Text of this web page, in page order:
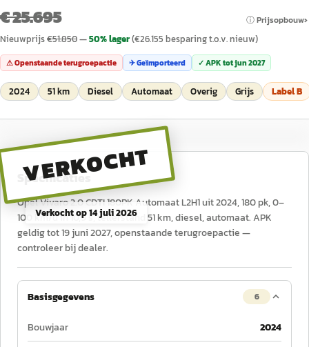
€ 25.695 ⓘ Prijsopbouw
Nieuwprijs€51.850—50% lager(€26.155 besparing t.o.v. nieuw)
⚠ Openstaande terugroepactie ✈ Geïmporteerd ✓ APK totjun 2027
2024 51 km Diesel Automaat Overig Grijs LabelB
VERKOCHT
Verkocht op14 juli 2026
Specificaties
Opel Vivaro 2.0 CDTI 180PK Automaat L2H1 uit 2024, 180 pk, 0–
100 km/u in 10,9 s, tellerstand 51 km, diesel, automaat. APK
geldig tot 19 juni 2027, openstaande terugroepactie —
controleer bij dealer.
Basisgegevens 6
Bouwjaar
2024